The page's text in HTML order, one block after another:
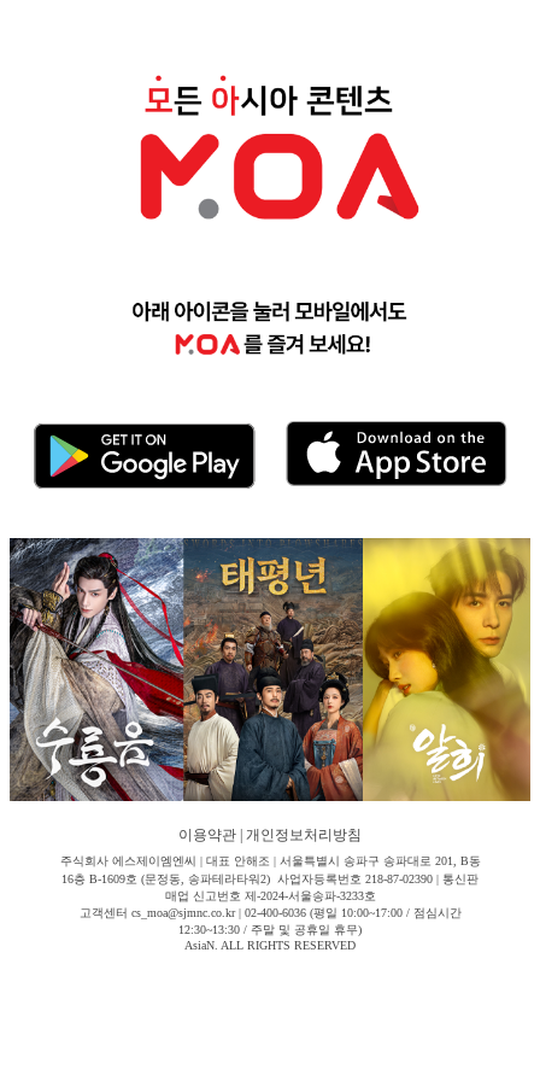
이용약관 개인정보처리방침
주식회사 에스제이엠엔씨 | 대표 안해조 | 서울특별시 송파구 송파대로 201, B동
16층 B-1609호 (문정동, 송파테라타워2) 사업자등록번호 218-87-02390 | 통신판
매업 신고번호 제-2024-서울송파-3233호
고객센터 cs_moa@sjmnc.co.kr | 02-400-6036 (평일 10:00~17:00 / 점심시간
12:30~13:30 / 주말 및 공휴일 휴무)
AsiaN. ALL RIGHTS RESERVED